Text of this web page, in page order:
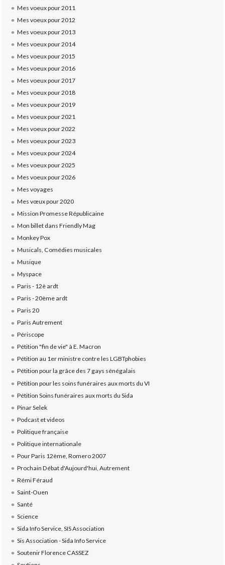
Mes voeux pour 2011
Mes voeux pour 2012
Mes voeux pour 2013
Mes voeux pour 2014
Mes voeux pour 2015
Mes voeux pour 2016
Mes voeux pour 2017
Mes voeux pour 2018
Mes voeux pour 2019
Mes voeux pour 2021
Mes voeux pour 2022
Mes voeux pour 2023
Mes voeux pour 2024
Mes voeux pour 2025
Mes voeux pour 2026
Mes voyages
Mes vœux pour 2020
Mission Promesse Républicaine
Mon billet dans Friendly Mag
Monkey Pox
Musicals, Comédies musicales
Musique
Myspace
Paris - 12è ardt
Paris - 20ème ardt
Paris 20
Paris Autrement
Périscope
Pétition "fin de vie" à E. Macron
Pétition au 1er ministre contre les LGBTphobies
Pétition pour la grâce des 7 gays sénégalais
Pétition pour les soins funéraires aux morts du VI
Pétition Soins funéraires aux morts du Sida
Pinar Selek
Podcast et videos
Politique française
Politique internationale
Pour Paris 12ème, Romero 2007
Prochain Débat d'Aujourd'hui, Autrement
Rémi Féraud
Saint-Ouen
Santé
Science
Sida Info Service, SIS Association
Sis Association - Sida Info Service
Soutenir Florence CASSEZ